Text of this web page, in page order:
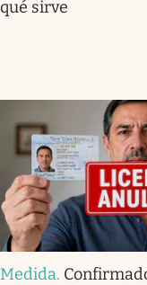
qué sirve
Medida.